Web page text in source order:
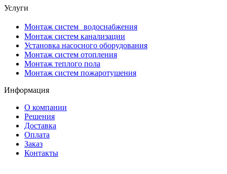
Услуги
Монтаж систем водоснабжения
Монтаж систем канализации
Установка насосного оборудования
Монтаж систем отопления
Монтаж теплого пола
Монтаж систем пожаротушения
Информация
О компании
Решения
Доставка
Оплата
Заказ
Контакты